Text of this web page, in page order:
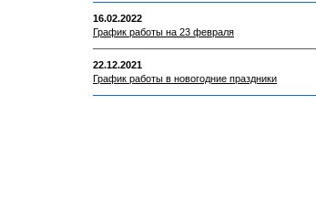
16.02.2022
График работы на 23 февраля
22.12.2021
График работы в новогодние праздники